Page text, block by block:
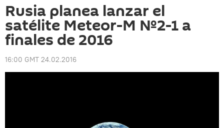
Rusia planea lanzar el
satélite Meteor-M №2-1 a
finales de 2016
16:00 GMT 24.02.2016